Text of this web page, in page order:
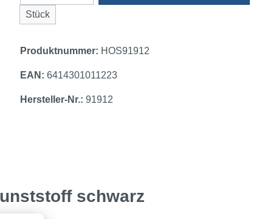
Stück
Produktnummer: HOS91912
EAN:6414301011223
Hersteller-Nr.:91912
schwarz